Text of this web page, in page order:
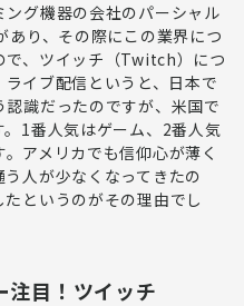
グ機器の会社のパーシャル
あり、その際にこの業界につ
で、ツイッチ（Twitch）につ
ライブ配信というと、日本で
認識だったのですが、米国で
1番人気はゲーム、2番人気
アメリカでも信仰心が薄く
人が少なくなってきたの
というのがその理由でし
注目！ツイッチ